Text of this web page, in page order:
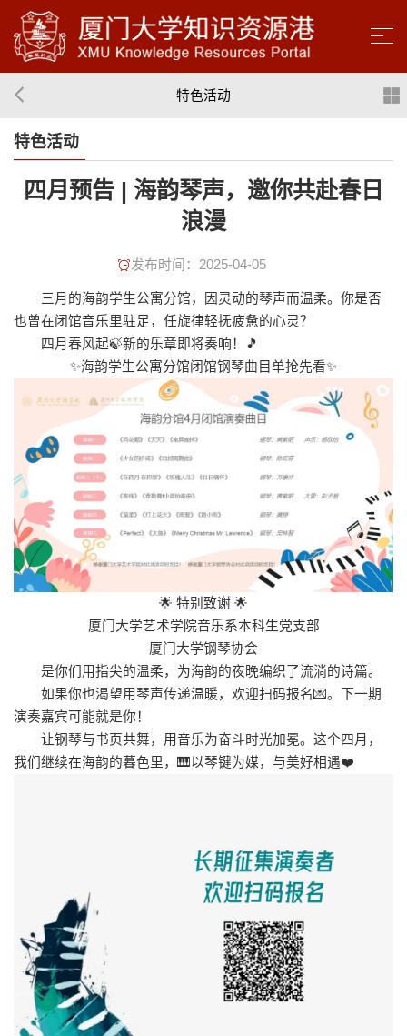
特色活动
特色活动
四月预告 | 海韵琴声，邀你共赴春日
浪漫
发布时间：2025-04-05
三月的海韵学生公寓分馆，因灵动的琴声而温柔。你是否
也曾在闭馆音乐里驻足，任旋律轻抚疲惫的心灵？
四月春风起🍃新的乐章即将奏响！🎵
✨海韵学生公寓分馆闭馆钢琴曲目单抢先看✨
🌟 特别致谢 🌟
厦门大学艺术学院音乐系本科生党支部
厦门大学钢琴协会
是你们用指尖的温柔，为海韵的夜晚编织了流淌的诗篇。
如果你也渴望用琴声传递温暖，欢迎扫码报名💌。下一期
演奏嘉宾可能就是你！
让钢琴与书页共舞，用音乐为奋斗时光加冕。这个四月，
我们继续在海韵的暮色里，🎹以琴键为媒，与美好相遇❤️